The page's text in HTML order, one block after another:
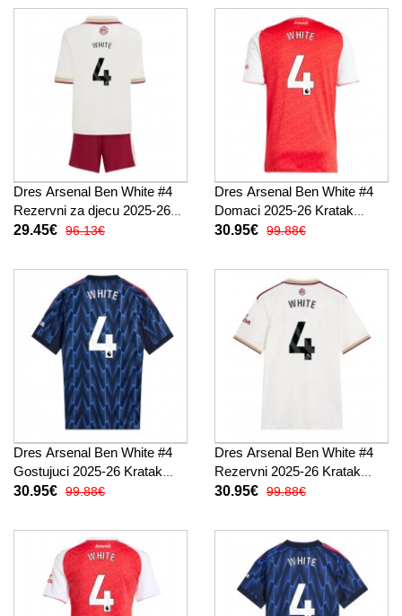
Dres Arsenal Ben White #4
Rezervni za djecu 2025-26
Kratak Rukav (+ kratke
29.45€ 96.13€
Dres Arsenal Ben White #4
Domaci 2025-26 Kratak
Rukav
30.95€ 99.88€
Dres Arsenal Ben White #4
Gostujuci 2025-26 Kratak
Rukav
30.95€ 99.88€
Dres Arsenal Ben White #4
Rezervni 2025-26 Kratak
Rukav
30.95€ 99.88€